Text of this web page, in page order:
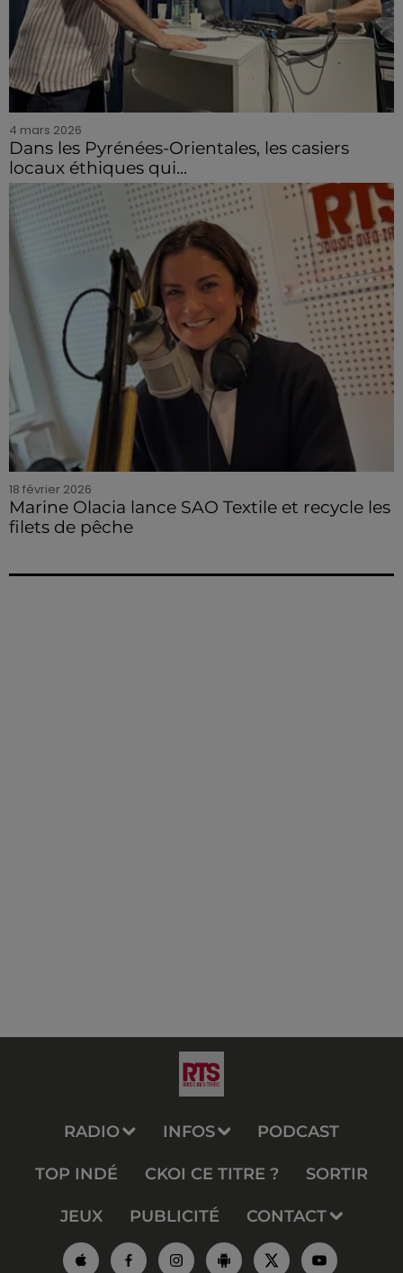
4 mars 2026
Dans les Pyrénées-Orientales, les casiers
locaux éthiques qui...
18 février 2026
Marine Olacia lance SAO Textile et recycle les
filets de pêche
RADIO INFOS PODCAST
TOP INDÉ CKOI CE TITRE ? SORTIR
JEUX PUBLICITÉ CONTACT